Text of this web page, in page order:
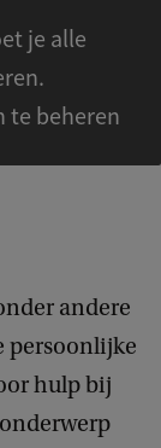
je alle
te beheren
andere
persoonlijke
hulp bij